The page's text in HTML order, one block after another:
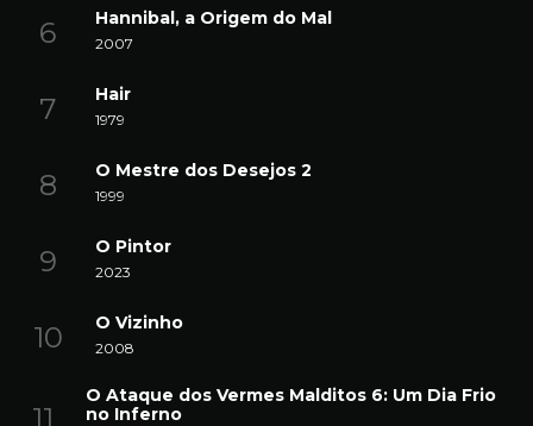
Hannibal, a Origem do Mal
2007
Hair
1979
O Mestre dos Desejos 2
1999
O Pintor
2023
O Vizinho
2008
O Ataque dos Vermes Malditos 6: Um Dia Frio
no Inferno